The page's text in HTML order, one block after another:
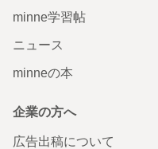
minne学習帖
ニュース
minneの本
企業の方へ
広告出稿について